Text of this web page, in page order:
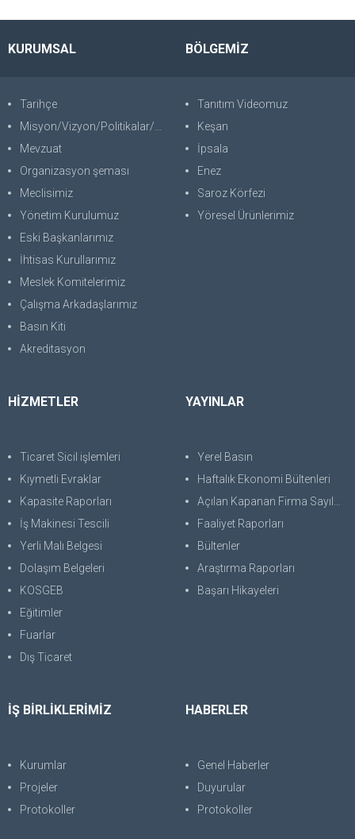
KURUMSAL
Tarihçe
Misyon/Vizyon/Politikalar/SWOT
Mevzuat
Organizasyon şeması
Meclisimiz
Yönetim Kurulumuz
Eski Başkanlarımız
İhtisas Kurullarımız
Meslek Komitelerimiz
Çalışma Arkadaşlarımız
Basın Kiti
Akreditasyon
BÖLGEMİZ
Tanıtım Videomuz
Keşan
İpsala
Enez
Saroz Körfezi
Yöresel Ürünlerimiz
HİZMETLER
Ticaret Sicil işlemleri
Kıymetli Evraklar
Kapasite Raporları
İş Makinesi Tescili
Yerli Malı Belgesi
Dolaşım Belgeleri
KOSGEB
Eğitimler
Fuarlar
Dış Ticaret
YAYINLAR
Yerel Basın
Haftalık Ekonomi Bültenleri
Açılan Kapanan Firma Sayıları
Faaliyet Raporları
Bültenler
Araştırma Raporları
Başarı Hikayeleri
İŞ BİRLİKLERİMİZ
Kurumlar
Projeler
Protokoller
HABERLER
Genel Haberler
Duyurular
Protokoller